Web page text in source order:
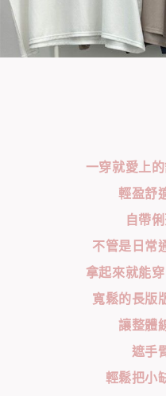
一穿就愛上
輕盈舒
自帶
不管是日常
拿起來就能
寬鬆的長版
讓整體
遮手
輕鬆把小